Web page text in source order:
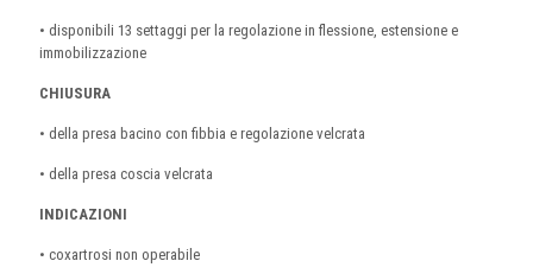
• disponibili 13 settaggi per la regolazione in flessione, estensione e
immobilizzazione
CHIUSURA
• della presa bacino con fibbia e regolazione velcrata
• della presa coscia velcrata
INDICAZIONI
• coxartrosi non operabile